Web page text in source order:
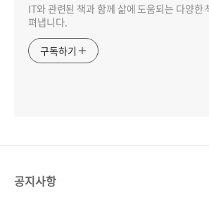
IT와 관련된 책과 함께 삶에 도움되는 다양한
펴냅니다.
구독하기
공지사항